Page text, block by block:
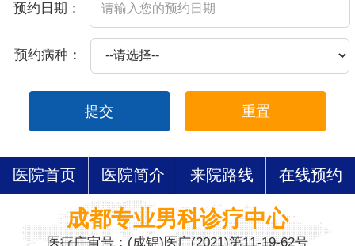
预约日期：
预约病种：
提交 重置
医院首页 医院简介 来院路线 在线预约
成都专业男科诊疗中心
医疗广审号：(成锦)医广(2021)第11-19-62号